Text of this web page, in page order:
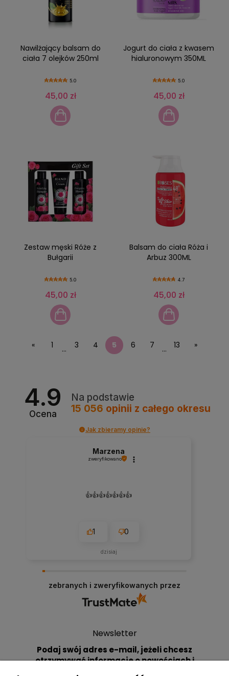
Nawilżający balsam do
ciała 7 olejków 250ml
5.0
45,00 zł
Jogurt do ciała z kwasem
hialuronowym 350ML
5.0
45,00 zł
Zestaw męski Róże z
Bułgarii
5.0
45,00 zł
Balsam do ciała Róża i
Arbuz 300ML
4.7
45,00 zł
« 1 ... 3 4 5 6 7 ... 13 »
4.9
Ocena
Na podstawie
15 056 opinii z całego okresu
Jak zbieramy opinie?
Marzena
zweryfikowano
👍️👍️👍️👍️👍️👍️👍️
1 0
dzisiaj
zebranych i zweryfikowanych przez
Newsletter
Podaj swój adres e-mail, jeżeli chcesz
otrzymywać informacje o nowościach i